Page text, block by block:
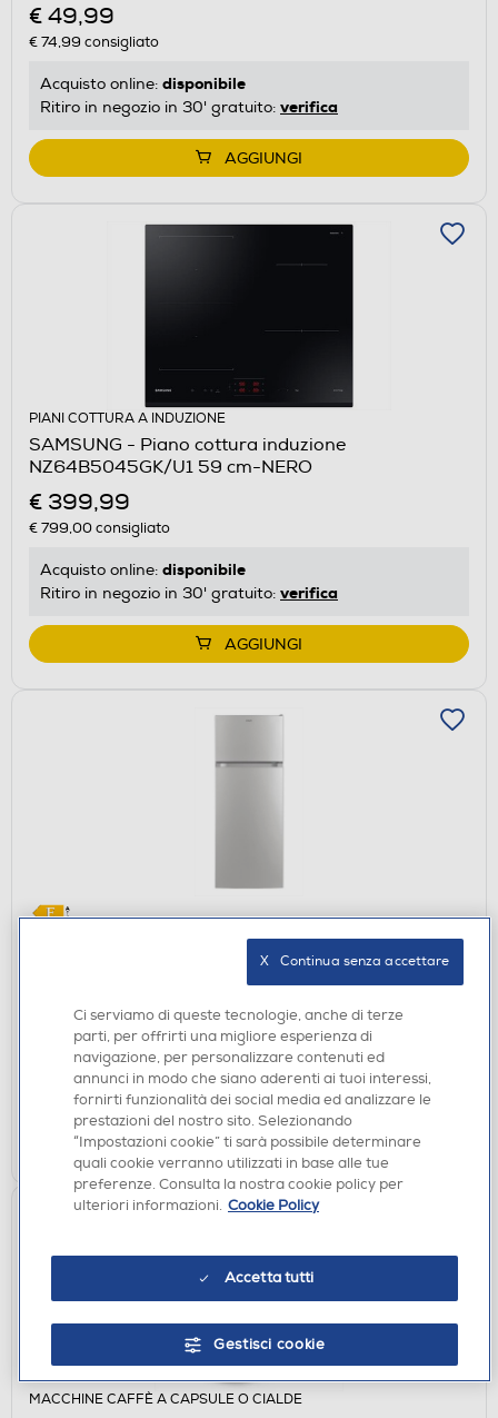
€ 49,99
€ 74,99 consigliato
Acquisto online: disponibile
Ritiro in negozio in 30' gratuito: verifica
AGGIUNGI
PIANI COTTURA A INDUZIONE
SAMSUNG - Piano cottura induzione
NZ64B5045GK/U1 59 cm-NERO
€ 399,99
€ 799,00consigliato
Acquisto online: disponibile
Ritiro in negozio in 30' gratuito: verifica
AGGIUNGI
CANDY - Frigorifero 2 porte CDG1S514ES Classe E
€ 279,00
Acquisto online: disponibile
Ritiro in negozio in 30' gratuito:verifica
AGGIUNGI
MACCHINE CAFFÈ A CAPSULE O CIALDE
Ci serviamo di queste tecnologie, anche di terze
parti, per offrirti una migliore esperienza di
navigazione, per personalizzare contenuti ed
annunci in modo che siano aderenti ai tuoi interessi,
fornirti funzionalità dei social media ed analizzare le
prestazioni del nostro sito. Selezionando
“Impostazioni cookie” ti sarà possibile determinare
quali cookie verranno utilizzati in base alle tue
preferenze. Consulta la nostra cookie policy per
ulteriori informazioni. Cookie Policy
Accetta tutti
Gestisci cookie
X   Continua senza accettare